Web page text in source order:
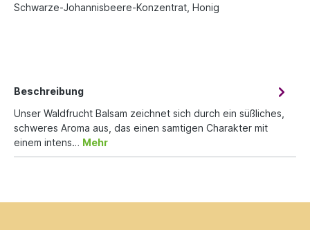
Schwarze-Johannisbeere-Konzentrat, Honig
Beschreibung
Unser Waldfrucht Balsam zeichnet sich durch ein süßliches,
schweres Aroma aus, das einen samtigen Charakter mit
einem intens… Mehr